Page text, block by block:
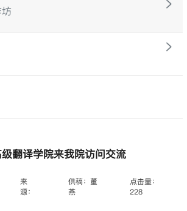
翻译学院来我院访问交流
来
源：
供稿：董
燕
点击量：
228